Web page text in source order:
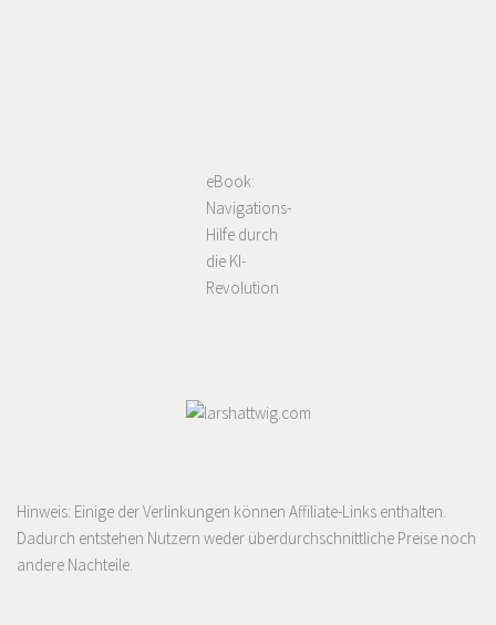
eBook:
Navigations-
Hilfe durch
die KI-
Revolution
Hinweis: Einige der Verlinkungen können Affiliate-Links enthalten.
Dadurch entstehen Nutzern weder überdurchschnittliche Preise noch
andere Nachteile.